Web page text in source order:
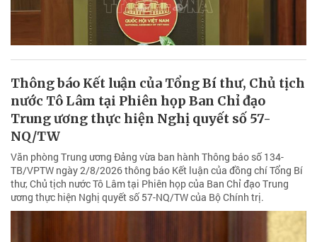
Thông báo Kết luận của Tổng Bí thư, Chủ tịch
nước Tô Lâm tại Phiên họp Ban Chỉ đạo
Trung ương thực hiện Nghị quyết số 57-
NQ/TW
Văn phòng Trung ương Đảng vừa ban hành Thông báo số 134-
TB/VPTW ngày 2/8/2026 thông báo Kết luận của đồng chí Tổng Bí
thư, Chủ tịch nước Tô Lâm tại Phiên họp của Ban Chỉ đạo Trung
ương thực hiện Nghị quyết số 57-NQ/TW của Bộ Chính trị.